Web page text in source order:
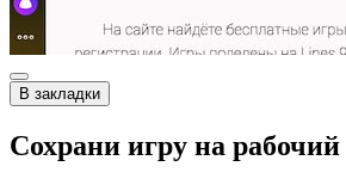
В закладки
Сохрани игру на рабочий